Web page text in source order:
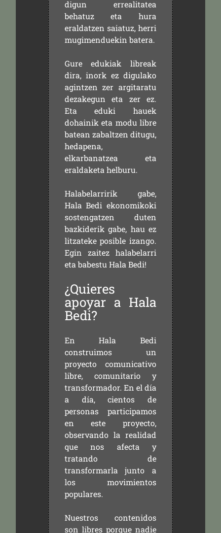
digun errealitatea
behatuz eta hura
eraldatzen saiatuz, herri
mugimenduekin batera.
Gure edukiak libreak
dira, inork ez digulako
agintzen zer argitaratu
dezakegun eta zer ez.
Eta eduki hauek
dohainik eta modu libre
batean zabaltzen ditugu,
hedapena,
elkarbanatzea eta
eraldaketa helburu.
Halabelarririk gabe,
Hala Bedi ekonomikoki
sostengatzen duten
bazkiderik gabe, hau ez
litzateke posible izango.
Egin zaitez halabelarri
eta babestu Hala Bedi!
¿Quieres
apoyar a Hala
Bedi?
En Hala Bedi
construimos un
proyecto comunicativo
libre, comunitario y
transformador. En el día
a día, cientos de
personas participamos
en este proyecto,
observando la realidad
que nos afecta y
tratando de
transformarla junto a
los movimientos
populares.
Nuestros contenidos
son libres porque nadie